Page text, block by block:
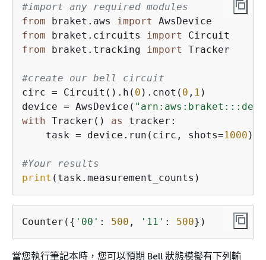
#import any required modules
from braket.aws import
from braket.circuits import
from braket.tracking import Tracker
#create our bell circuit
circ = Circuit().h( 0 ).cnot( 0 , 1 )
device = AwsDevice(
with Tracker() as
tracker:
    task = device.run(circ, shots=
1000
#Your results
print (task.measurement_counts)
Counter( { '00' : 500 , '11' : 500})
當您執行筆記本時，您可以預期 Bell 狀態模擬有下列輸